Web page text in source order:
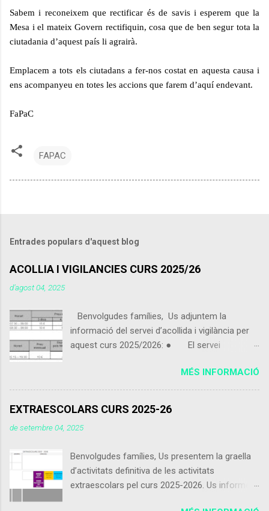
Sabem i reconeixem que rectificar és de savis i esperem que la
Mesa i el mateix Govern rectifiquin, cosa que de ben segur tota la
ciutadania d’aquest país li agrairà.
Emplacem a tots els ciutadans a fer-nos costat en aquesta causa i
ens acompanyeu en totes les accions que farem d’aquí endevant.
FaPaC
FAPAC
Entrades populars d'aquest blog
ACOLLIA I VIGILANCIES CURS 2025/26
d’agost 04, 2025
Benvolgudes famílies, Us adjuntem la
informació del servei d’acollida i vigilància per
aquest curs 2025/2026: ● El servei
setembre 2025. ● Els alumnes que vinguin
de 07:30 a 09:00 podran portar alguna cosa per
vigilància de dimecres 15:15 a 16:30 encara que
alumnes inscrits matí curt que vinguin abans de
les 8:30 es contarà com a preu esporàdic
inscrit com a matí llarg. ● Usuaris inscrits: -
MÉS INFORMACIÓ
EXTRAESCOLARS CURS 2025-26
de setembre 04, 2025
Benvolgudes famílies, Us presentem la graella
d’activitats definitiva de les activitats
extraescolars pel curs 2025-2026. Us informem